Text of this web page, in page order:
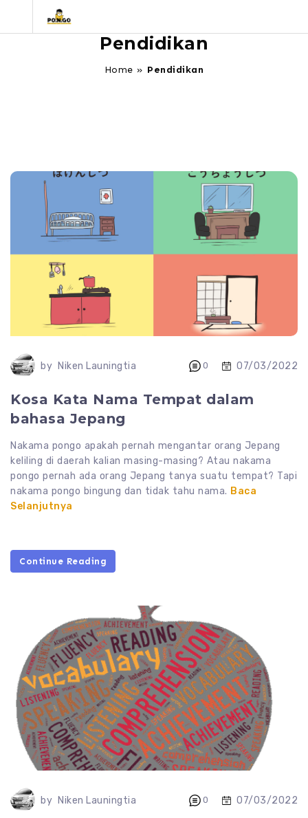
Pendidikan
Home » Pendidikan
by Niken Launingtia 0 07/03/2022
Kosa Kata Nama Tempat dalam
bahasa Jepang
Nakama pongo apakah pernah mengantar orang Jepang
keliling di daerah kalian masing-masing? Atau nakama
pongo pernah ada orang Jepang tanya suatu tempat? Tapi
nakama pongo bingung dan tidak tahu nama. Baca
Selanjutnya
Continue Reading
by Niken Launingtia 0 07/03/2022